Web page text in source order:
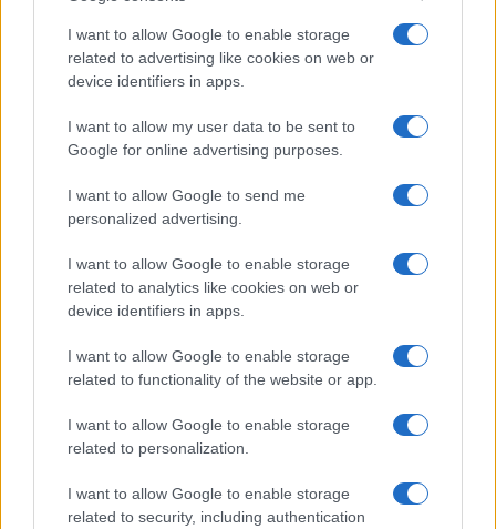
I want to allow Google to enable storage
related to advertising like cookies on web or
device identifiers in apps.
I want to allow my user data to be sent to
Google for online advertising purposes.
I want to allow Google to send me
personalized advertising.
I want to allow Google to enable storage
related to analytics like cookies on web or
device identifiers in apps.
I want to allow Google to enable storage
related to functionality of the website or app.
I want to allow Google to enable storage
related to personalization.
I want to allow Google to enable storage
related to security, including authentication
Guía para definir intereses y
competencias en carreras STEAM
Identifica tus intereses y competencias en datos, IA,…